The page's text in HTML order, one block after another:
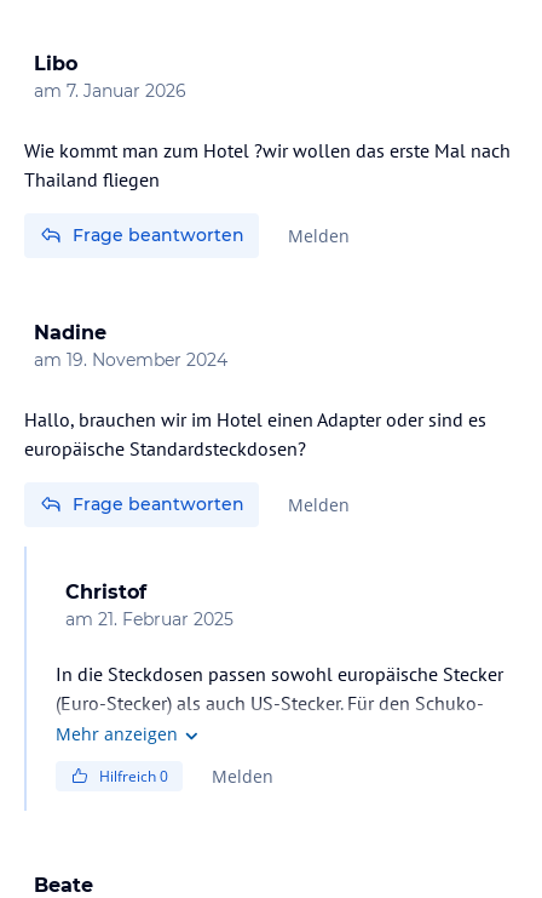
Libo
am 7. Januar 2026
Wie kommt man zum Hotel ?wir wollen das erste Mal nach
Thailand fliegen
Frage beantworten Melden
Nadine
am 19. November 2024
Hallo, brauchen wir im Hotel einen Adapter oder sind es
europäische Standardsteckdosen?
Frage beantworten Melden
Christof
am 21. Februar 2025
In die Steckdosen passen sowohl europäische Stecker
(Euro-Stecker) als auch US-Stecker. Für den Schuko-
Stecker würde ich einen Adapter mitnehmen.
Mehr anzeigen
Hilfreich0 Melden
Beate